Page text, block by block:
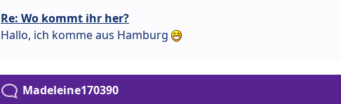
Re: Wo kommt ihr her?
Hallo, ich komme aus Hamburg
Madeleine170390